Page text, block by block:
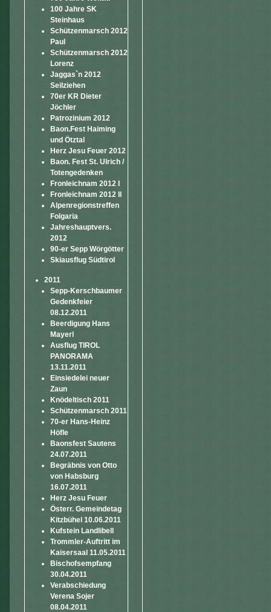
100 Jahre SK
Steinhaus
Schützenmarsch 2012
Paul
Schützenmarsch 2012
Lorenz
Jaggas`n 2012
Seilziehen
70er KR Dieter
Jöchler
Patrozinium 2012
Baon.Fest Haiming
und Ötztal
Herz Jesu Feuer 2012
Baon. Fest St. Ulrich /
Totengedenken
Fronleichnam 2012 I
Fronleichnam 2012 II
Alpenregionstreffen
Folgaria
Jahreshauptvers.
2012
90-er Sepp Wörgötter
Skiausflug Südtirol
2011
Sepp-Kerschbaumer
Gedenkfeier
08.12.2011
Beerdigung Hans
Mayerl
Ausflug TIROL
PANORAMA
13.11.2011
Einsiedelei neuer
Zaun
Knödeltisch 2011
Schützenmarsch 2011
70-er Hans-Heinz
Höfle
Baonsfest Sautens
24.07.2011
Begräbnis von Otto
von Habsburg
16.07.2011
Herz Jesu Feuer
Österr. Gemeindetag
Kitzbühel 10.06.2011
Kufstein Landlibell
Trommler-Auftritt im
Kaisersaal 11.05.2011
Bischofsempfang
30.04.2011
Verabschiedung
Verena Sojer
08.04.2011